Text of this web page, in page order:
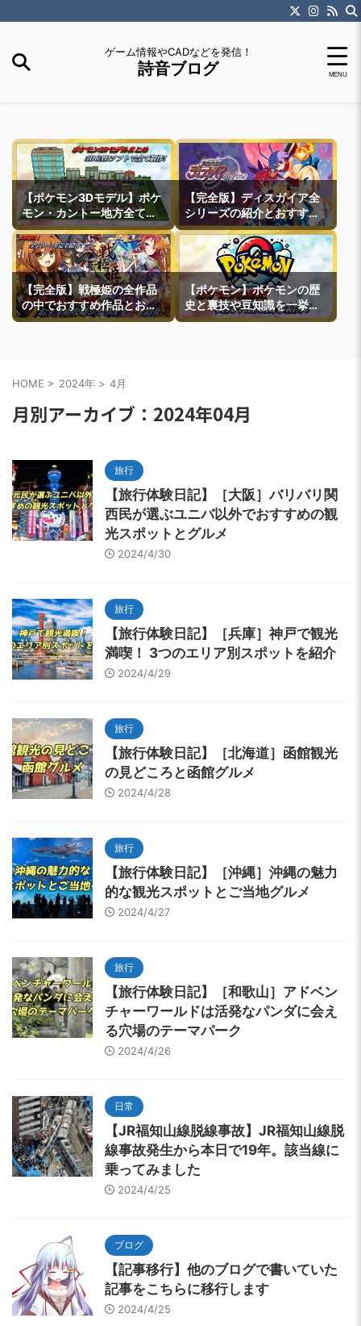
ゲーム情報やCADなどを発信！
詩音ブログ
【ポケモン3Dモデル】ポケ
モン・カントー地方全ての
町モデルなどを紹介
【完全版】ディスガイア全
シリーズの紹介とおすすめ
作品紹介
【完全版】戦極姫の全作品
の中でおすすめ作品とおす
すめ攻略ルートを一挙紹介
【ポケモン】ポケモンの歴
史と裏技や豆知識を一挙紹
介
HOME > 2024年 > 4月
月別アーカイブ：2024年04月
旅行
【旅行体験日記】［大阪］バリバリ関
西民が選ぶユニバ以外でおすすめの観
光スポットとグルメ
2024/4/30
旅行
【旅行体験日記】［兵庫］神戸で観光
満喫！ 3つのエリア別スポットを紹介
2024/4/29
旅行
【旅行体験日記】［北海道］函館観光
の見どころと函館グルメ
2024/4/28
旅行
【旅行体験日記】［沖縄］沖縄の魅力
的な観光スポットとご当地グルメ
2024/4/27
旅行
【旅行体験日記】［和歌山］アドベン
チャーワールドは活発なパンダに会え
る穴場のテーマパーク
2024/4/26
日常
【JR福知山線脱線事故】JR福知山線脱
線事故発生から本日で19年。該当線に
乗ってみました
2024/4/25
ブログ
【記事移行】他のブログで書いていた
記事をこちらに移行します
2024/4/25